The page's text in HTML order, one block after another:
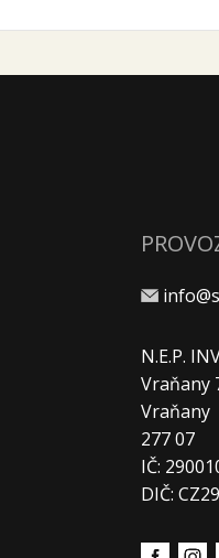
N.E.P.
Vraňany
Vraňany
277 07
IČ:
DIČ: